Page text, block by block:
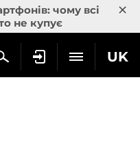
чому всі
не купує
×
UK